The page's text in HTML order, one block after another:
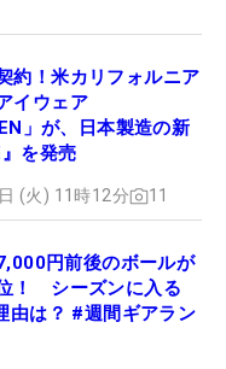
約！米カリフォルニア
イウェア
」が、日本製造の新
を発売
(火) 11時12分 11
円前後のボールが
！ シーズンに入る
由は？ #週間ギアラン